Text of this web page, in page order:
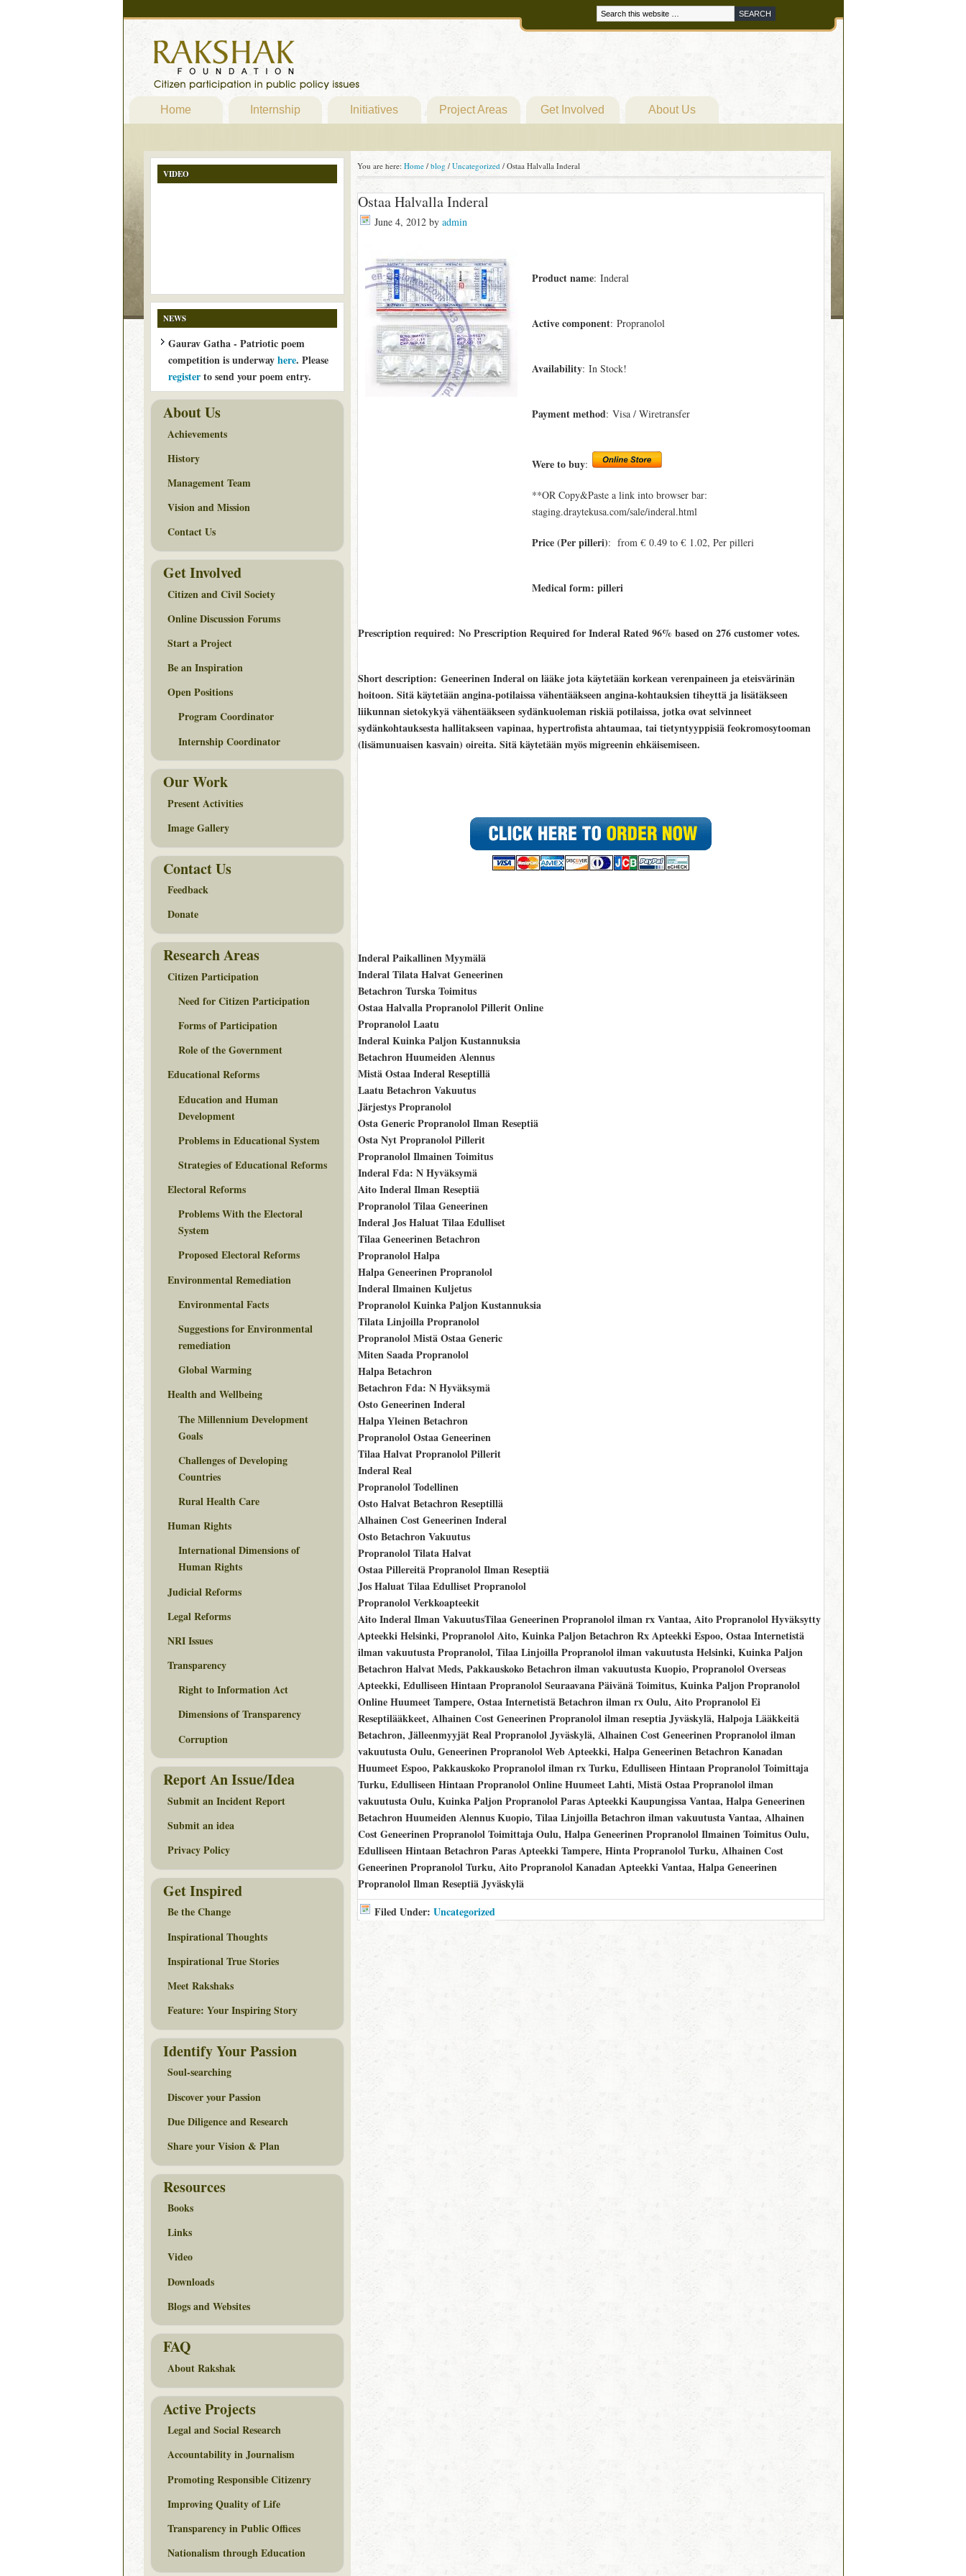
Home Internship Initiatives Project Areas Get Involved About Us
You are here: Home / blog / Uncategorized /Ostaa Halvalla Inderal
Ostaa Halvalla Inderal
June 4, 2012by admin
Product name: Inderal
Active component: Propranolol
Availability: In Stock!
Payment method: Visa / Wiretransfer
Were to buy:
**OR Copy&Paste a link into browser bar:
staging.draytekusa.com/sale/inderal.html
Price (Per pilleri): from € 0.49 to € 1.02, Per pilleri
Medical form: pilleri
Prescription required: No Prescription Required for Inderal Rated96%based on276customer votes.
Short description: Geneerinen Inderal on lääke jota käytetään korkean verenpaineen ja eteisvärinän
hoitoon. Sitä käytetään angina-potilaissa vähentääkseen angina-kohtauksien tiheyttä ja lisätäkseen
liikunnan sietokykyä vähentääkseen sydänkuoleman riskiä potilaissa, jotka ovat selvinneet
sydänkohtauksesta hallitakseen vapinaa, hypertrofista ahtaumaa, tai tietyntyyppisiä feokromosytooman
(lisämunuaisen kasvain) oireita. Sitä käytetään myös migreenin ehkäisemiseen.
Inderal Paikallinen Myymälä
Inderal Tilata Halvat Geneerinen
Betachron Turska Toimitus
Ostaa Halvalla Propranolol Pillerit Online
Propranolol Laatu
Inderal Kuinka Paljon Kustannuksia
Betachron Huumeiden Alennus
Mistä Ostaa Inderal Reseptillä
Laatu Betachron Vakuutus
Järjestys Propranolol
Osta Generic Propranolol Ilman Reseptiä
Osta Nyt Propranolol Pillerit
Propranolol Ilmainen Toimitus
Inderal Fda: N Hyväksymä
Aito Inderal Ilman Reseptiä
Propranolol Tilaa Geneerinen
Inderal Jos Haluat Tilaa Edulliset
Tilaa Geneerinen Betachron
Propranolol Halpa
Halpa Geneerinen Propranolol
Inderal Ilmainen Kuljetus
Propranolol Kuinka Paljon Kustannuksia
Tilata Linjoilla Propranolol
Propranolol Mistä Ostaa Generic
Miten Saada Propranolol
Halpa Betachron
Betachron Fda: N Hyväksymä
Osto Geneerinen Inderal
Halpa Yleinen Betachron
Propranolol Ostaa Geneerinen
Tilaa Halvat Propranolol Pillerit
Inderal Real
Propranolol Todellinen
Osto Halvat Betachron Reseptillä
Alhainen Cost Geneerinen Inderal
Osto Betachron Vakuutus
Propranolol Tilata Halvat
Ostaa Pillereitä Propranolol Ilman Reseptiä
Jos Haluat Tilaa Edulliset Propranolol
Propranolol Verkkoapteekit
Aito Inderal Ilman VakuutusTilaa Geneerinen Propranolol ilman rx Vantaa, Aito Propranolol Hyväksytty
Apteekki Helsinki, Propranolol Aito, Kuinka Paljon Betachron Rx Apteekki Espoo, Ostaa Internetistä
ilman vakuutusta Propranolol, Tilaa Linjoilla Propranolol ilman vakuutusta Helsinki, Kuinka Paljon
Betachron Halvat Meds, Pakkauskoko Betachron ilman vakuutusta Kuopio, Propranolol Overseas
Apteekki, Edulliseen Hintaan Propranolol Seuraavana Päivänä Toimitus, Kuinka Paljon Propranolol
Online Huumeet Tampere, Ostaa Internetistä Betachron ilman rx Oulu, Aito Propranolol Ei
Reseptilääkkeet, Alhainen Cost Geneerinen Propranolol ilman reseptia Jyväskylä, Halpoja Lääkkeitä
Betachron, Jälleenmyyjät Real Propranolol Jyväskylä, Alhainen Cost Geneerinen Propranolol ilman
vakuutusta Oulu, Geneerinen Propranolol Web Apteekki, Halpa Geneerinen Betachron Kanadan
Huumeet Espoo, Pakkauskoko Propranolol ilman rx Turku, Edulliseen Hintaan Propranolol Toimittaja
Turku, Edulliseen Hintaan Propranolol Online Huumeet Lahti, Mistä Ostaa Propranolol ilman
vakuutusta Oulu, Kuinka Paljon Propranolol Paras Apteekki Kaupungissa Vantaa, Halpa Geneerinen
Betachron Huumeiden Alennus Kuopio, Tilaa Linjoilla Betachron ilman vakuutusta Vantaa, Alhainen
Cost Geneerinen Propranolol Toimittaja Oulu, Halpa Geneerinen Propranolol Ilmainen Toimitus Oulu,
Edulliseen Hintaan Betachron Paras Apteekki Tampere, Hinta Propranolol Turku, Alhainen Cost
Geneerinen Propranolol Turku, Aito Propranolol Kanadan Apteekki Vantaa, Halpa Geneerinen
Propranolol Ilman Reseptiä Jyväskylä
Filed Under: Uncategorized
VIDEO
NEWS
Gaurav Gatha - Patriotic poem
competition is underwayhere. Please
registerto send your poem entry.
About Us
Achievements
History
Management Team
Vision and Mission
Contact Us
Get Involved
Citizen and Civil Society
Online Discussion Forums
Start a Project
Be an Inspiration
Open Positions
Program Coordinator
Internship Coordinator
Our Work
Present Activities
Image Gallery
Contact Us
Feedback
Donate
Research Areas
Citizen Participation
Need for Citizen Participation
Forms of Participation
Role of the Government
Educational Reforms
Education and Human
Development
Problems in Educational System
Strategies of Educational Reforms
Electoral Reforms
Problems With the Electoral
System
Proposed Electoral Reforms
Environmental Remediation
Environmental Facts
Suggestions for Environmental
remediation
Global Warming
Health and Wellbeing
The Millennium Development
Goals
Challenges of Developing
Countries
Rural Health Care
Human Rights
International Dimensions of
Human Rights
Judicial Reforms
Legal Reforms
NRI Issues
Transparency
Right to Information Act
Dimensions of Transparency
Corruption
Report An Issue/Idea
Submit an Incident Report
Submit an idea
Privacy Policy
Get Inspired
Be the Change
Inspirational Thoughts
Inspirational True Stories
Meet Rakshaks
Feature: Your Inspiring Story
Identify Your Passion
Soul-searching
Discover your Passion
Due Diligence and Research
Share your Vision & Plan
Resources
Books
Links
Video
Downloads
Blogs and Websites
FAQ
About Rakshak
Active Projects
Legal and Social Research
Accountability in Journalism
Promoting Responsible Citizenry
Improving Quality of Life
Transparency in Public Offices
Nationalism through Education